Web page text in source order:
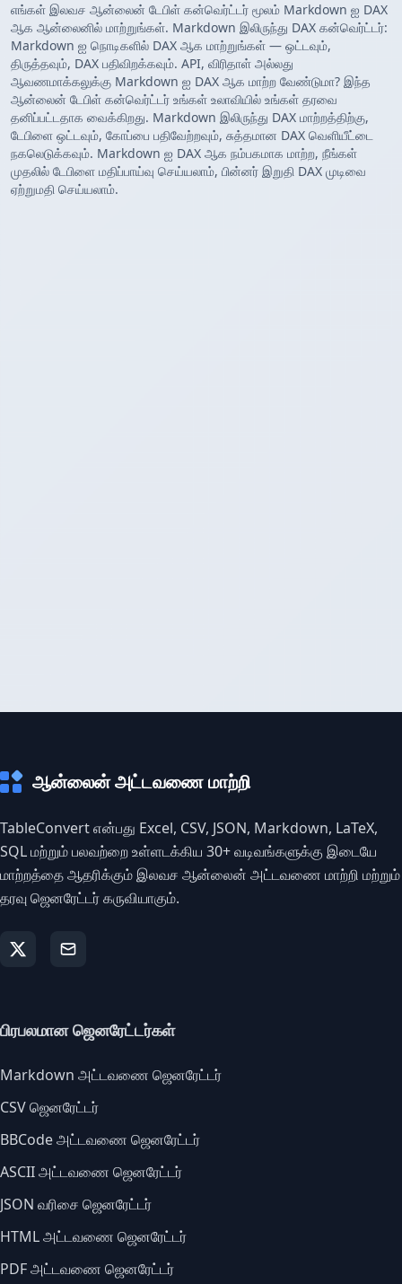
எங்கள் இலவச ஆன்லைன் டேபிள் கன்வெர்ட்டர் மூலம் Markdown ஐ DAX
ஆக ஆன்லைனில் மாற்றுங்கள். Markdown இலிருந்து DAX கன்வெர்ட்டர்:
Markdown ஐ நொடிகளில் DAX ஆக மாற்றுங்கள் — ஒட்டவும்,
திருத்தவும், DAX பதிவிறக்கவும். API, விரிதாள் அல்லது
ஆவணமாக்கலுக்கு Markdown ஐ DAX ஆக மாற்ற வேண்டுமா? இந்த
ஆன்லைன் டேபிள் கன்வெர்ட்டர் உங்கள் உலாவியில் உங்கள் தரவை
தனிப்பட்டதாக வைக்கிறது. Markdown இலிருந்து DAX மாற்றத்திற்கு,
டேபிளை ஒட்டவும், கோப்பை பதிவேற்றவும், சுத்தமான DAX வெளியீட்டை
நகலெடுக்கவும். Markdown ஐ DAX ஆக நம்பகமாக மாற்ற, நீங்கள்
முதலில் டேபிளை மதிப்பாய்வு செய்யலாம், பின்னர் இறுதி DAX முடிவை
ஏற்றுமதி செய்யலாம்.
ஆன்லைன் அட்டவணை மாற்றி
TableConvert என்பது Excel, CSV, JSON, Markdown, LaTeX,
SQL மற்றும் பலவற்றை உள்ளடக்கிய 30+ வடிவங்களுக்கு இடையே
மாற்றத்தை ஆதரிக்கும் இலவச ஆன்லைன் அட்டவணை மாற்றி மற்றும்
தரவு ஜெனரேட்டர் கருவியாகும்.
பிரபலமான ஜெனரேட்டர்கள்
Markdown அட்டவணை ஜெனரேட்டர்
CSV ஜெனரேட்டர்
BBCode அட்டவணை ஜெனரேட்டர்
ASCII அட்டவணை ஜெனரேட்டர்
JSON வரிசை ஜெனரேட்டர்
HTML அட்டவணை ஜெனரேட்டர்
PDF அட்டவணை ஜெனரேட்டர்